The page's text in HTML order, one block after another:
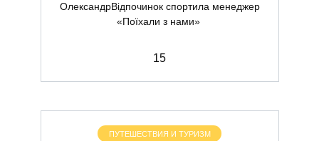
ОлександрВідпочинок спортила менеджер
«Поїхали з нами»
15
ПУТЕШЕСТВИЯ И ТУРИЗМ